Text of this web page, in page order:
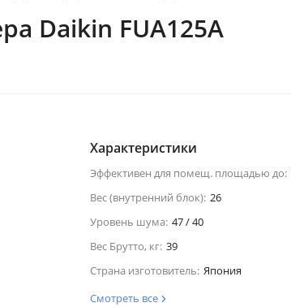
Daikin FUA125A
Характеристики
Эффективен для помещ. площадью до:
Вес (внутренний блок): 26
Уровень шума: 47 / 40
Вес Брутто, кг: 39
Страна изготовитель: Япония
Смотреть все